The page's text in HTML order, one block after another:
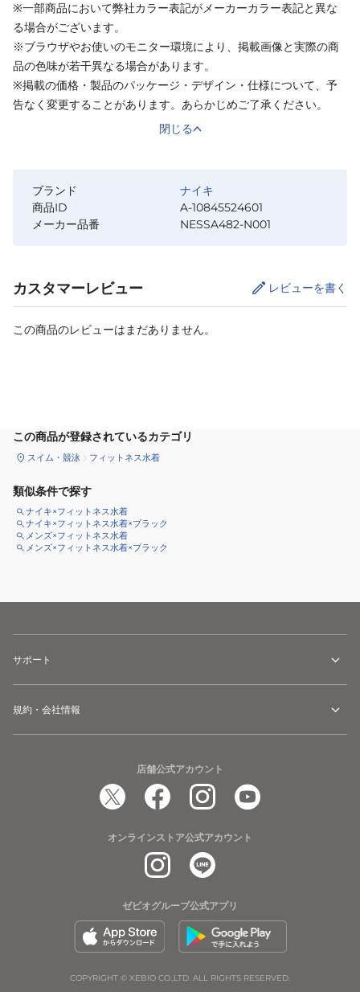
※一部商品において弊社カラー表記がメーカーカラー表記と異な
る場合がございます。
※ブラウザやお使いのモニター環境により、掲載画像と実際の商
品の色味が若干異なる場合があります。
※掲載の価格・製品のパッケージ・デザイン・仕様について、予
告なく変更することがあります。あらかじめご了承ください。
閉じる
ブランド
ナイキ
商品ID
A-10845524601
メーカー品番
NESSA482-N001
カスタマーレビュー レビューを書く
この商品のレビューはまだありません。
この商品が登録されているカテゴリ
スイム・競泳 フィットネス水着
類似条件で探す
ナイキ×フィットネス水着
ナイキ×フィットネス水着×ブラック
メンズ×フィットネス水着
メンズ×フィットネス水着×ブラック
サポート
規約・会社情報
店舗公式アカウント
オンラインストア公式アカウント
ゼビオグループ公式アプリ
COPYRIGHT © XEBIO CO.,LTD. ALL RIGHTS RESERVED.